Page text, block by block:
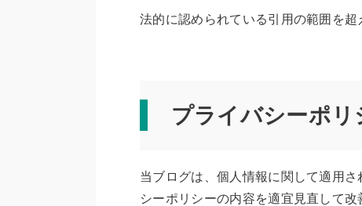
法的に認められている引用の範囲を超
プライバシーポリ
当ブログは、個人情報に関して適用
シーポリシーの内容を適宜見直して改